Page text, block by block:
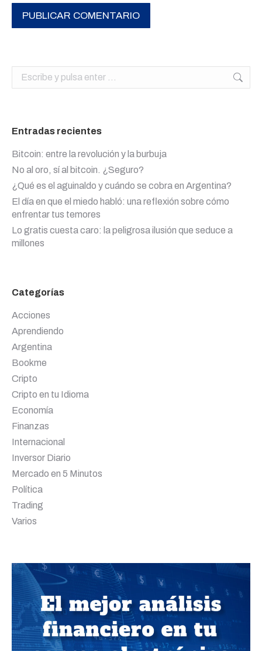
PUBLICAR COMENTARIO
Buscar:
Entradas recientes
Bitcoin: entre la revolución y la burbuja
No al oro, sí al bitcoin. ¿Seguro?
¿Qué es el aguinaldo y cuándo se cobra en Argentina?
El día en que el miedo habló: una reflexión sobre cómo
enfrentar tus temores
Lo gratis cuesta caro: la peligrosa ilusión que seduce a
millones
Categorías
Acciones
Aprendiendo
Argentina
Bookme
Cripto
Cripto en tu Idioma
Economía
Finanzas
Internacional
Inversor Diario
Mercado en 5 Minutos
Política
Trading
Varios